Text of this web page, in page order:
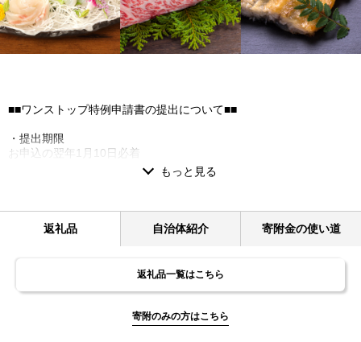
■■ワンストップ特例申請書の提出について■■
・提出期限
お申込の翌年1月10日必着
延岡市ふるさと納税 ワンストップ受付センター宛
※延岡市はワンストップ受付業務を外部委託しております。
個人番号（マイナンバー）確認書類(例：個人番号（マイナンバー）
カードや通知カード等の写し)
本人確認書類(例：運転免許証の写し等)
返礼品 自治体紹介 寄附金の使い道
返礼品一覧はこちら
寄附のみの方はこちら